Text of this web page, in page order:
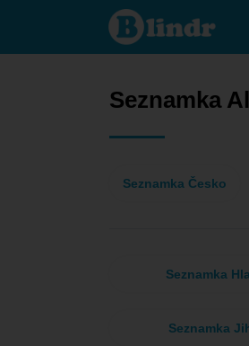
Seznamka
- Ona
hledá
Seznamka
Seznamka Česko
Seznamka
Seznamka